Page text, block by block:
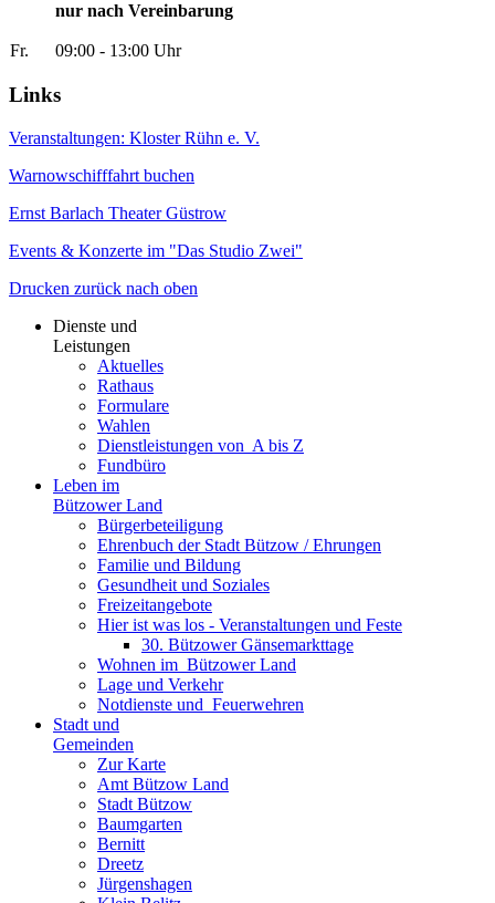
nur nach Vereinbarung
Fr. 09:00 - 13:00 Uhr
Links
Veranstaltungen: Kloster Rühn e. V.
Warnowschifffahrt buchen
Ernst Barlach Theater Güstrow
Events & Konzerte im "Das Studio Zwei"
Drucken zurück nach oben
Dienste und
Leistungen
Aktuelles
Rathaus
Formulare
Wahlen
Dienst­leistungen ­von ­ ­A bis Z
Fundbüro
Leben im
Bützower Land
Bürgerbeteiligung
Ehrenbuch der Stadt Bützow / Ehrungen
Familie und Bildung
Gesundheit und Soziales
Freizeit­angebote
Hier ist was los - Veranstaltungen und Feste
30. Bützower Gänsemarkttage
Wohnen im ­ Bützower Land
Lage und Verkehr
Notdienste und ­ Feuerwehren
Stadt und
Gemeinden
Zur Karte
Amt Bützow Land
Stadt Bützow
Baumgarten
Bernitt
Dreetz
Jürgenshagen